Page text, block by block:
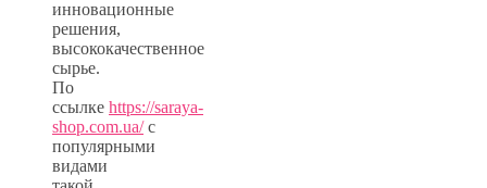
инновационные
решения,
высококачественное
сырье.
По
ссылке https://saraya-
shop.com.ua/с
популярными
видами